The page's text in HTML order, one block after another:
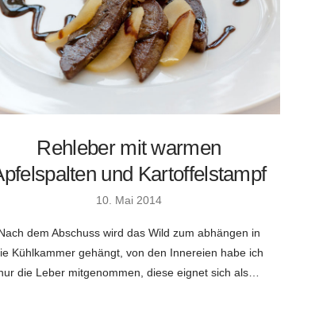
Rehleber mit warmen
und Kartoffelstampf
10. Mai 2014
dem Abschuss wird das Wild zum abhängen in
Kühlkammer gehängt, von den Innereien habe ich
die Leber mitgenommen, diese eignet sich als…